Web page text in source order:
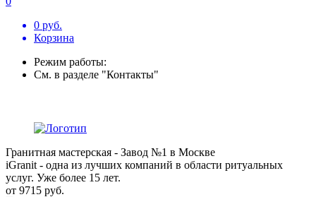
0 руб.
Корзина
Режим работы:
См. в разделе "Контакты"
Гранитная мастерская - Завод №1 в Москве
iGranit - одна из лучших компаний в области ритуальных
услуг. Уже более 15 лет.
от 9715 руб.